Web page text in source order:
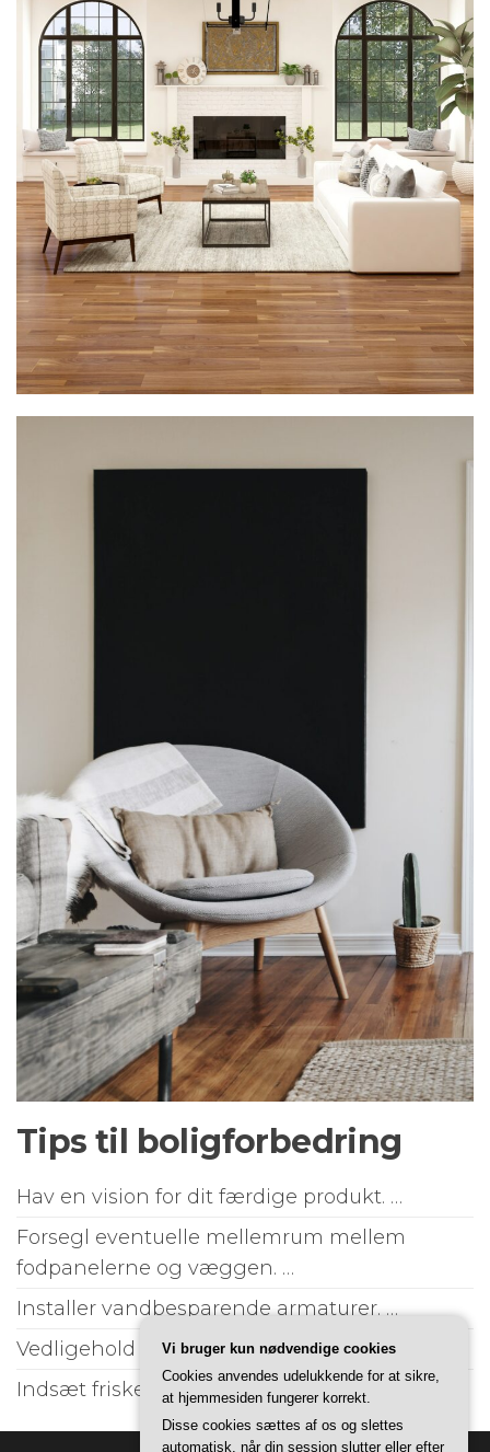
Tips til boligforbedring
Hav en vision for dit færdige produkt. …
Forsegl eventuelle mellemrum mellem
fodpanelerne og væggen. …
Installer vandbesparende armaturer. …
Vedligehold dit hjems nedløbsrør. …
Indsæt friske blomster. …
Vi bruger kun nødvendige cookies
Cookies anvendes udelukkende for at sikre,
at hjemmesiden fungerer korrekt.
Disse cookies sættes af os og slettes
automatisk, når din session slutter eller efter